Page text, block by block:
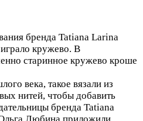
бренда Tatiana Larina
кружево. В
старинное кружево кроше
века, такое вязали из
нитей, чтобы добавить
бренда Tatiana